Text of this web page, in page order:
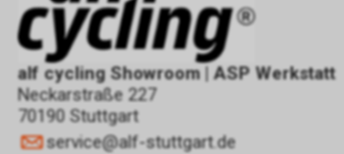
alf cycling Showroom | ASP Werkstatt
Neckarstraße 227
70190 Stuttgart
service@alf-stuttgart.de